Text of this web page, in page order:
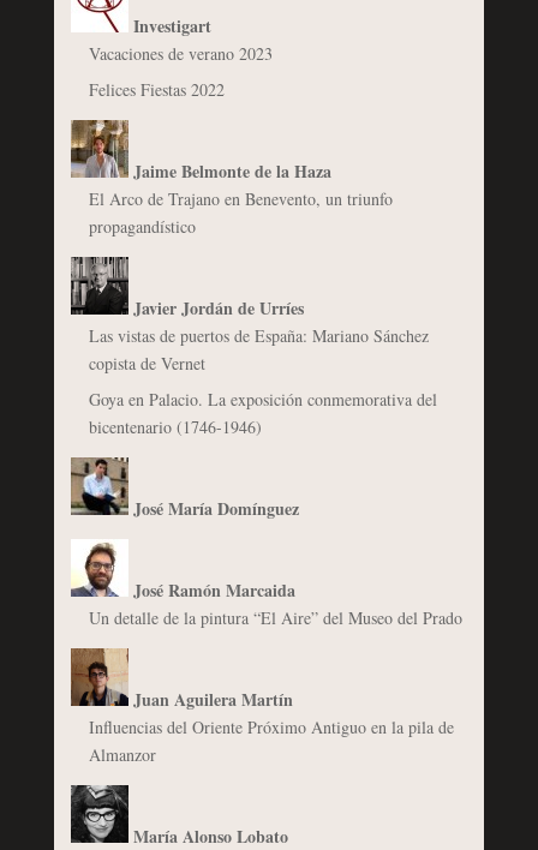
Investigart
Vacaciones de verano 2023
Felices Fiestas 2022
Jaime Belmonte de la Haza
El Arco de Trajano en Benevento, un triunfo
propagandístico
Javier Jordán de Urríes
Las vistas de puertos de España: Mariano Sánchez
copista de Vernet
Goya en Palacio. La exposición conmemorativa del
bicentenario (1746-1946)
José María Domínguez
José Ramón Marcaida
Un detalle de la pintura “El Aire” del Museo del Prado
Juan Aguilera Martín
Influencias del Oriente Próximo Antiguo en la pila de
Almanzor
María Alonso Lobato